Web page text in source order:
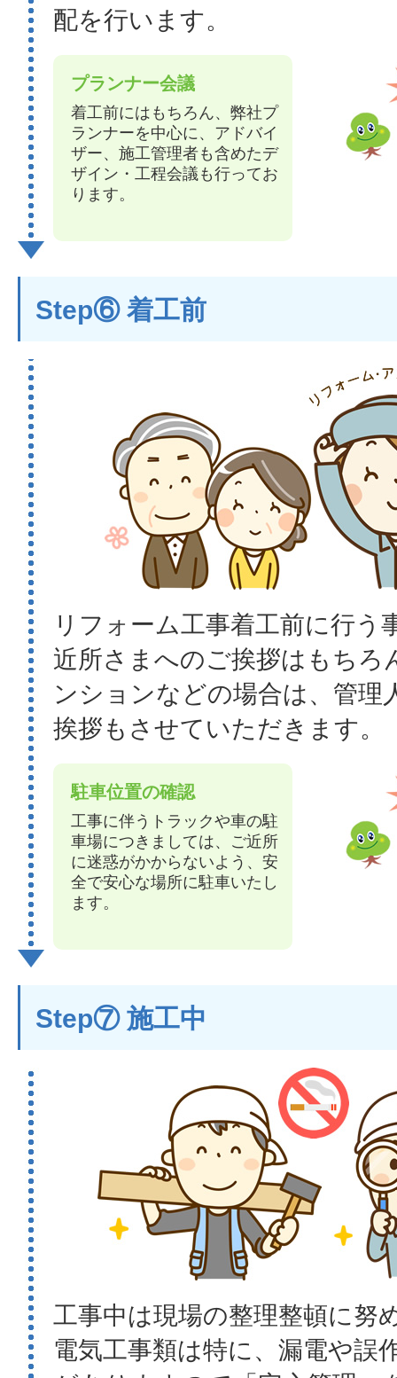
配を行います。
プランナー会議
着工前にはもちろん、弊社プ
ランナーを中心に、アドバイ
ザー、施工管理者も含めたデ
ザイン・工程会議も行ってお
ります。
Step⑥ 着工前
リフォーム工事着工前に行う
近所さまへのご挨拶はもちろ
ンションなどの場合は、管理
挨拶もさせていただきます。
駐車位置の確認
工事に伴うトラックや車の駐
車場につきましては、ご近所
に迷惑がかからないよう、安
全で安心な場所に駐車いたし
ます。
Step⑦ 施工中
工事中は現場の整理整頓に努
電気工事類は特に、漏電や誤